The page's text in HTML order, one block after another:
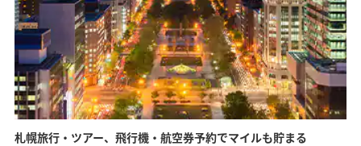
札幌旅行・ツアー、飛行機・航空券予約でマイルも貯まる